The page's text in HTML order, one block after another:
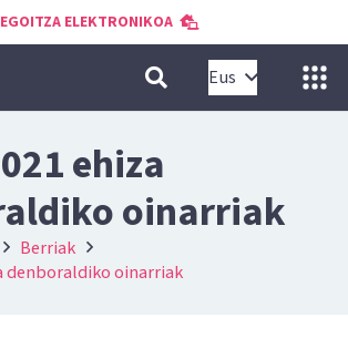
EGOITZA ELEKTRONIKOA
Eus
ehiza
oinarriak
Berriak
denboraldiko oinarriak